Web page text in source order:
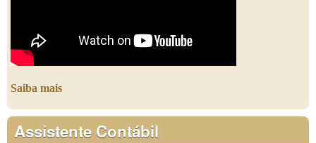
Saiba mais
Assistente Contábil